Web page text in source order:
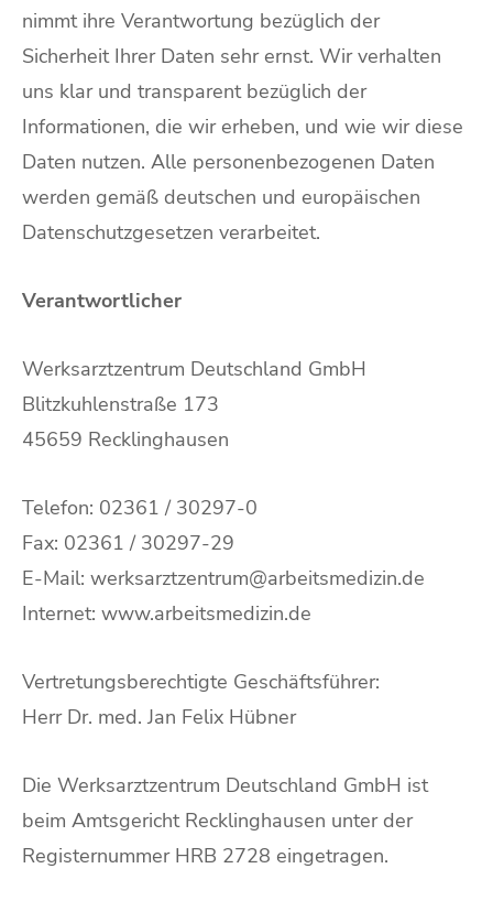
nimmt ihre Verantwortung bezüglich der
Sicherheit Ihrer Daten sehr ernst. Wir verhalten
uns klar und transparent bezüglich der
Informationen, die wir erheben, und wie wir diese
Daten nutzen. Alle personenbezogenen Daten
werden gemäß deutschen und europäischen
Datenschutzgesetzen verarbeitet.
Verantwortlicher
Werksarztzentrum Deutschland GmbH
Blitzkuhlenstraße 173
45659 Recklinghausen
Telefon: 02361 / 30297-0
Fax: 02361 / 30297-29
E-Mail: werksarztzentrum@arbeitsmedizin.de
Internet: www.arbeitsmedizin.de
Vertretungsberechtigte Geschäftsführer:
Herr Dr. med. Jan Felix Hübner
Die Werksarztzentrum Deutschland GmbH ist
beim Amtsgericht Recklinghausen unter der
Registernummer HRB 2728 eingetragen.